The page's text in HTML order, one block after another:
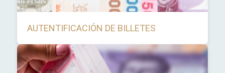
AUTENTIFICACIÓN DE BILLETES